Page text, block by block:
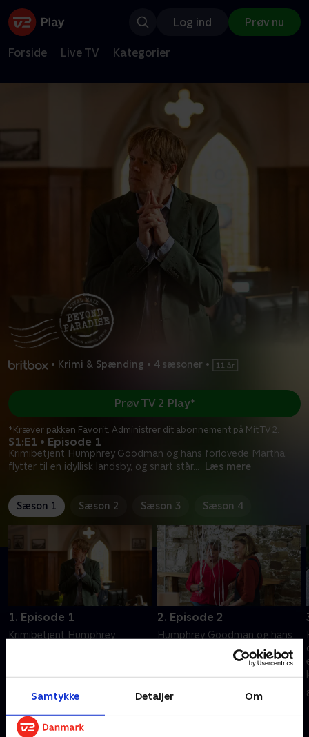
Samtykke Detaljer Om
Log ind Prøv nu
Forside Live TV Kategorier
• Krimi & Spænding • 4 sæsoner •
S1:E1 • Episode 1
Krimibetjent Humphrey Goodman og hans forlovede Martha
flytter til en idyllisk landsby, og snart står... Læs mere
Prøv TV 2 Play*
*Kræver pakken Favorit. Administrer dit abonnement på Mit TV 2.
Sæson 1 Sæson 2 Sæson 3 Sæson 4
1. Episode 1
Krimibetjent Humphrey
hvor hovedmistænkte er en
heks.
8. maj 2023 • 57 min
2. Episode 2
Humphrey Goodman og hans
team står med en mystisk sag,
hvor en hel familie er sporløst
fortid.
8. maj 2023 • 57 min
Andre så også